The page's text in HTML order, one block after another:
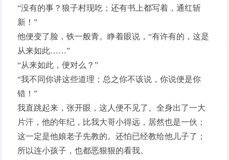
“没有的事？狼子村现吃；还有书上都写着，通红斩
新！”
他便变了脸，铁一般青。睁着眼说，“有许有的，这是
从来如此……”
“从来如此，便对么？”
“我不同你讲这些道理；总之你不该说，你说便是你
错！”
我直跳起来，张开眼，这人便不见了。全身出了一大
片汗，他的年纪，比我大哥小得远，居然也是一伙；
这一定是他娘老子先教的。还怕已经教给他儿子了；
所以连小孩子，也都恶狠狠的看我。